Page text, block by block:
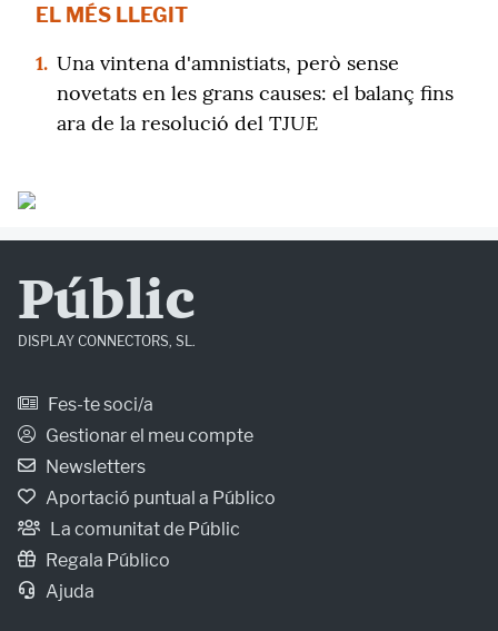
EL MÉS LLEGIT
1. Una vintena d'amnistiats, però sense
novetats en les grans causes: el balanç fins
ara de la resolució del TJUE
Públic
DISPLAY CONNECTORS, SL.
Fes-te soci/a
Gestionar el meu compte
Newsletters
Aportació puntual a Público
La comunitat de Públic
Regala Público
Ajuda